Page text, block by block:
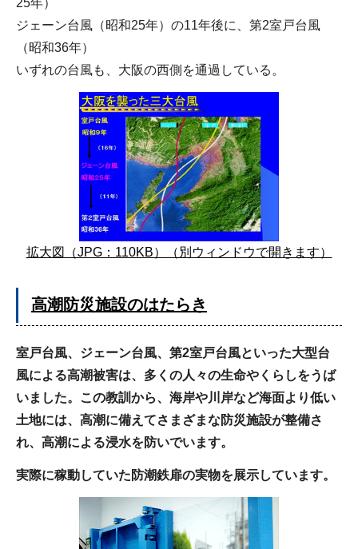
25年）
ジェーン台風（昭和25年）の11年後に、第2室戸台風
（昭和36年）
いずれの台風も、大阪の西側を通過している。
拡大図（JPG：110KB）（別ウィンドウで開きます）
高潮防災施設のはたらき
室戸台風、ジェーン台風、第2室戸台風といった大型台
風による高潮被害は、多くの人々の生命やくらしをうば
いました。この教訓から、海岸や川岸など海面より低い
土地には、高潮に備えてさまざまな防災施設が整備さ
れ、高潮による浸水を防いでいます。
実際に稼動していた防潮鉄扉の実物を展示しています。